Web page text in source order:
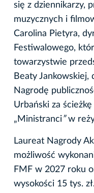
się z dziennikarzy,
muzycznych i
Carolina Pietyra,
Festiwalowego,
towarzystwie
Beaty
Nagrodę
Urbański za
„Ministranci”w
Laureat Nagrody
możliwość
FMF w 2027 roku
wysokości 15 tys.